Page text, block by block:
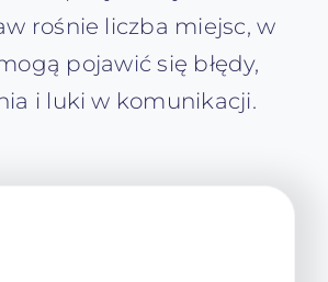
rośnie liczba miejsc, w
pojawić się błędy,
i luki w komunikacji.